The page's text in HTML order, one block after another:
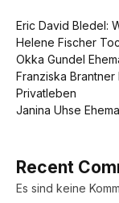
Eric David Bledel:
Helene Fischer
Okka Gundel
Franziska Brantner
Privatleben
Janina Uhse
Recent
Es sind keine